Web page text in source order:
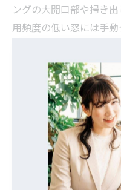
ングの大開口部や掃き
用頻度の低い窓には手
や遮音性にも注目しま
日の操作シーンを具体
化も見据えたプランニ
手動と電動どちらが
実際の体験談では、手
り、後から電動にリフ